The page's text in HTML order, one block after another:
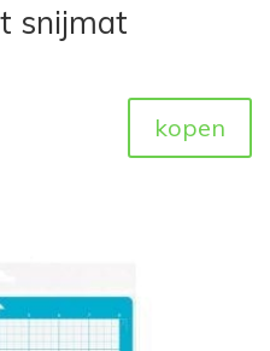
snijmat
kopen